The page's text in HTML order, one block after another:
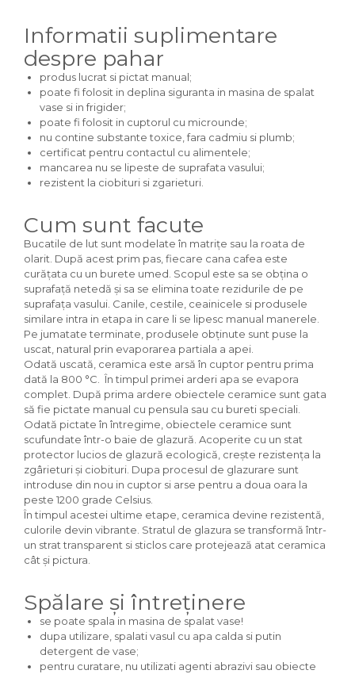
Informatii suplimentare
despre pahar
produs lucrat si pictat manual;
poate fi folosit in deplina siguranta in masina de spalat
vase si in frigider;
poate fi folosit in cuptorul cu microunde;
nu contine substante toxice, fara cadmiu si plumb;
certificat pentru contactul cu alimentele;
mancarea nu se lipeste de suprafata vasului;
rezistent la ciobituri si zgarieturi.
Cum sunt facute
Bucatile de lut sunt modelate în matrițe sau la roata de
olarit. După acest prim pas, fiecare cana cafea este
curățata cu un burete umed. Scopul este sa se obțina o
suprafață netedă și sa se elimina toate rezidurile de pe
suprafața vasului. Canile, cestile, ceainicele si produsele
similare intra in etapa in care li se lipesc manual manerele.
Pe jumatate terminate, produsele obținute sunt puse la
uscat, natural prin evaporarea partiala a apei.
Odată uscată, ceramica este arsă în cuptor pentru prima
dată la 800 °C. În timpul primei arderi apa se evapora
complet. După prima ardere obiectele ceramice sunt gata
să fie pictate manual cu pensula sau cu bureti speciali.
Odată pictate în întregime, obiectele ceramice sunt
scufundate într-o baie de glazură. Acoperite cu un stat
protector lucios de glazură ecologică, crește rezistența la
zgârieturi și ciobituri. Dupa procesul de glazurare sunt
introduse din nou in cuptor si arse pentru a doua oara la
peste 1200 grade Celsius.
În timpul acestei ultime etape, ceramica devine rezistentă,
culorile devin vibrante. Stratul de glazura se transformă într-
un strat transparent si sticlos care protejează atat ceramica
cât și pictura.
Spălare și întreținere
se poate spala in masina de spalat vase!
dupa utilizare, spalati vasul cu apa calda si putin
detergent de vase;
pentru curatare, nu utilizati agenti abrazivi sau obiecte